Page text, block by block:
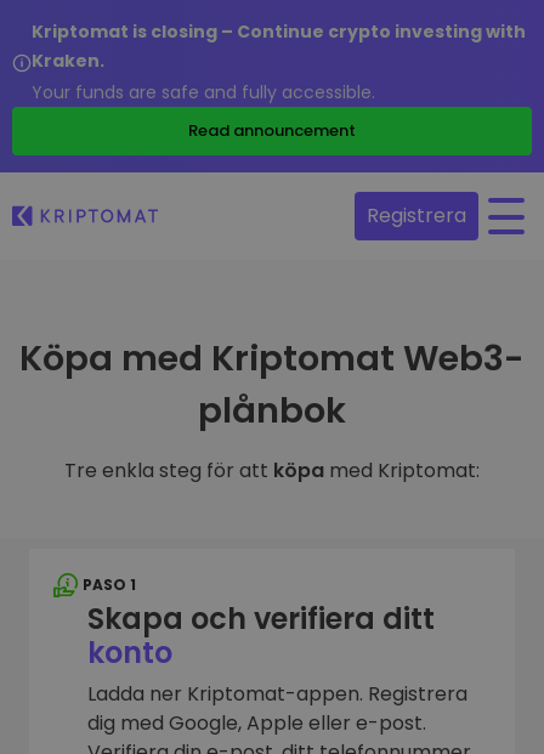
Kriptomat is closing – Continue crypto investing with
Kraken.
Your funds are safe and fully accessible.
Read announcement
Registrera
Köpa med Kriptomat Web3-
plånbok
Tre enkla steg för att köpa med Kriptomat:
PASO 1
Skapa och verifiera ditt
konto
Ladda ner Kriptomat-appen. Registrera
dig med Google, Apple eller e-post.